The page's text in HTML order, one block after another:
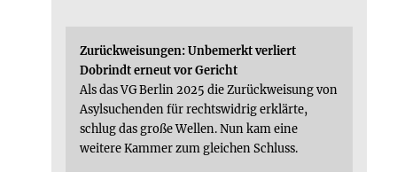
Zurückweisungen: Unbemerkt verliert
Dobrindt erneut vor Gericht
Als das VG Berlin 2025 die Zurückweisung von
Asylsuchenden für rechtswidrig erklärte,
schlug das große Wellen. Nun kam eine
weitere Kammer zum gleichen Schluss.